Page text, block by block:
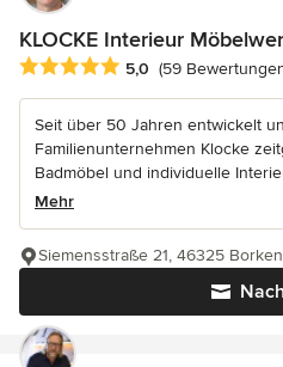
KLOCKE Interieur
Durchschnittliche Bewertung: 5
5,0 (59
Seit über 50 Jahren entwickelt
Familienunternehmen Klocke
Badmöbel und individuelle
Mehr
Siemensstraße 21, 46325 Borken